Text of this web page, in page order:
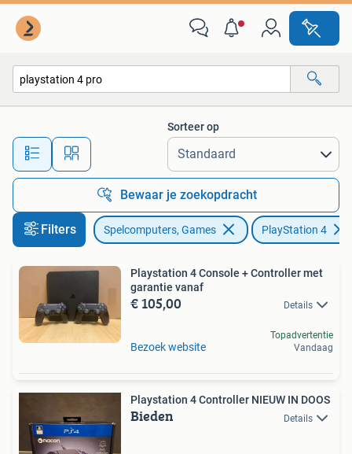
Alle afstanden…
Sorteer op
Bewaar je zoekopdracht
Filters Spelcomputers, Games PlayStation 4
Playstation 4 Console + Controller met
garantie vanaf
€ 105,00 Details
Bezoek website
Topadvertentie
Vandaag
Playstation 4 Controller NIEUW IN DOOS
Bieden Details